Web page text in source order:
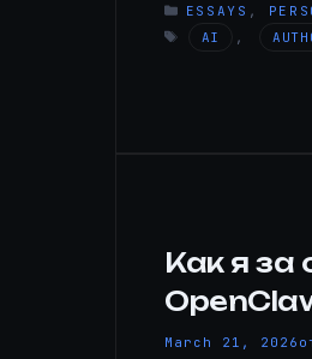
РУБРИКИ
ESSAYS ,
МЕТКИ
AI ,
Как я за
March 21, 2026